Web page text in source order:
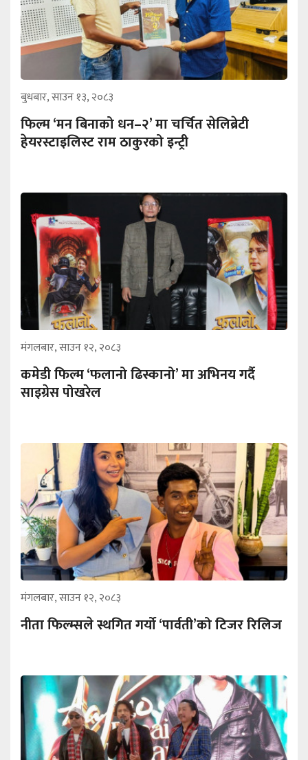
बुधबार, साउन १३, २०८३
फिल्म ‘मन बिनाको धन–२’ मा चर्चित सेलिब्रेटी
हेयरस्टाइलिस्ट राम ठाकुरको इन्ट्री
मंगलबार, साउन १२, २०८३
कमेडी फिल्म ‘फलानो ढिस्कानो’ मा अभिनय गर्दै
साइग्रेस पोखरेल
मंगलबार, साउन १२, २०८३
नीता फिल्म्सले स्थगित गर्यो ‘पार्वती’को टिजर रिलिज